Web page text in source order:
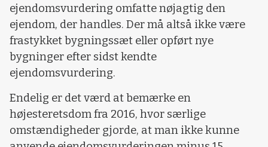
ejendomsvurdering omfatte nøjagtig den
ejendom, der handles. Der må altså ikke være
frastykket bygningssæt eller opført nye
bygninger efter sidst kendte
ejendomsvurdering.
Endelig er det værd at bemærke en
højesteretsdom fra 2016, hvor særlige
omstændigheder gjorde, at man ikke kunne